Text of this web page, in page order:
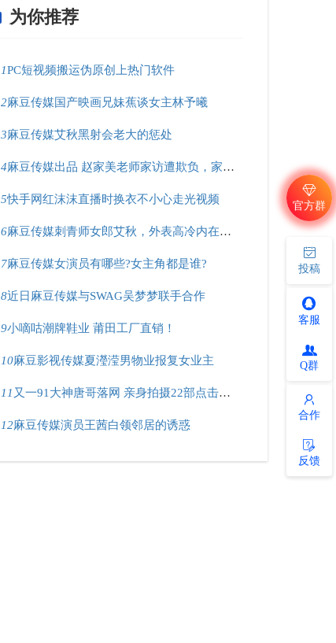
为你推荐
1PC短视频搬运伪原创上热门软件
2麻豆传媒国产映画兄妹蕉谈女主林予曦
3麻豆传媒艾秋黑射会老大的惩处
4麻豆传媒出品 赵家美老师家访遭欺负，家长大叔好凶猛！
5快手网红沫沫直播时换衣不小心走光视频
6麻豆传媒刺青师女郎艾秋，外表高冷内在骚气十足？
7麻豆传媒女演员有哪些?女主角都是谁?
8近日麻豆传媒与SWAG吴梦梦联手合作
9小嘀咕潮牌鞋业 莆田工厂直销！
10麻豆影视传媒夏瀅滢男物业报复女业主
11 又一91大神唐哥落网 亲身拍摄22部点击量400万
12麻豆传媒演员王茜白领邻居的诱惑
官方群
投稿
客服
Q群
合作
反馈